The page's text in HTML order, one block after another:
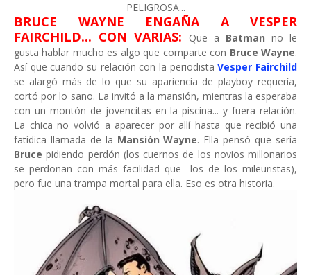
PELIGROSA...
BRUCE WAYNE ENGAÑA A VESPER
FAIRCHILD... CON VARIAS:
Que a Batman no le
gusta hablar mucho es algo que comparte con Bruce Wayne.
Así que cuando su relación con la periodistaVesper Fairchild
se alargó más de lo que su apariencia de playboy requería,
cortó por lo sano. La invitó a la mansión, mientras la esperaba
con un montón de jovencitas en la piscina... y fuera relación.
La chica no volvió a aparecer por allí hasta que recibió una
fatídica llamada de la Mansión Wayne. Ella pensó que sería
Bruce pidiendo perdón (los cuernos de los novios millonarios
se perdonan con más facilidad que los de los mileuristas),
pero fue una trampa mortal para ella. Eso es otra historia.